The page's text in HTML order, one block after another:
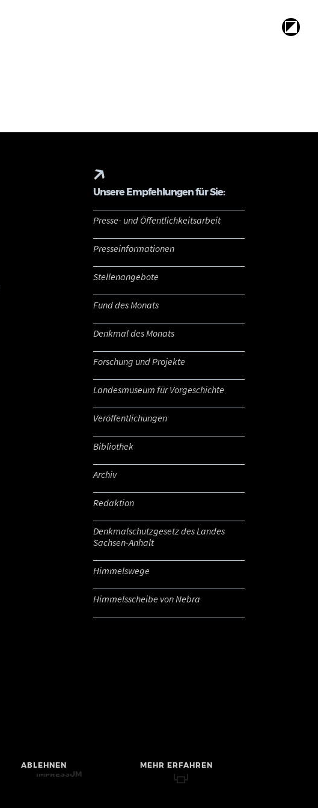
ABLEHNEN MEHR ERFAHREN
Unsere Empfehlungen für Sie:
Presse- und Öffentlichkeitsarbeit
Presseinformationen
Stellenangebote
Fund des Monats
Denkmal des Monats
Forschung und Projekte
Landesmuseum für Vorgeschichte
Veröffentlichungen
Bibliothek
Archiv
Redaktion
Denkmalschutzgesetz des Landes
Sachsen-Anhalt
Himmelswege
Himmelsscheibe von Nebra
IMPRESSUM